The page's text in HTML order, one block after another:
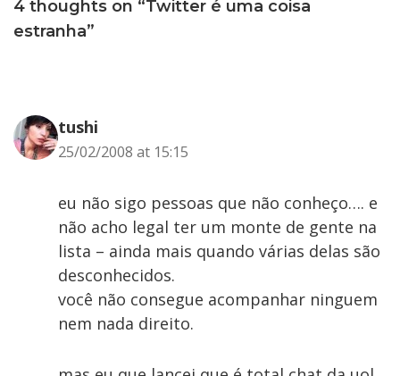
4 thoughts on “Twitter é uma coisa
estranha”
tushi
25/02/2008 at 15:15
eu não sigo pessoas que não conheço…. e
não acho legal ter um monte de gente na
lista – ainda mais quando várias delas são
desconhecidos.
você não consegue acompanhar ninguem
nem nada direito.